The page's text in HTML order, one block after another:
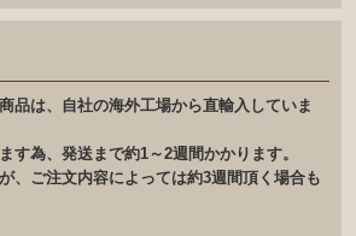
品は、自社の海外工場から直輸入していま
す為、発送まで約1～2週間かかります。
、ご注文内容によっては約3週間頂く場合も